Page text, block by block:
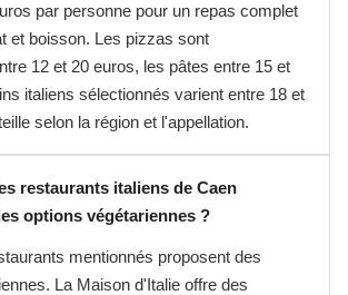
par personne pour un repas complet
et boisson. Les pizzas sont
12 et 20 euros, les pâtes entre 15 et
italiens sélectionnés varient entre 18 et
selon la région et l'appellation.
restaurants italiens de Caen
options végétariennes ?
mentionnés proposent des
La Maison d'Italie offre des